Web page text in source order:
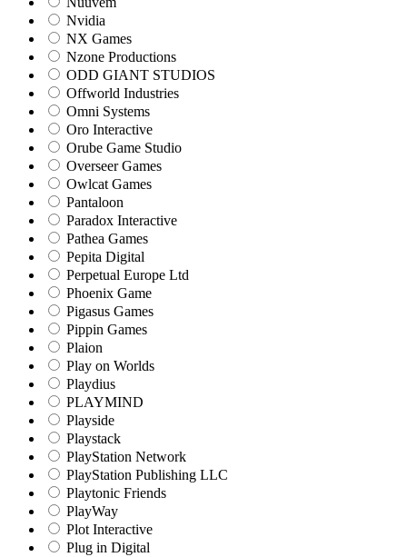
Nvidia
NX Games
Nzone Productions
ODD GIANT STUDIOS
Offworld Industries
Omni Systems
Oro Interactive
Orube Game Studio
Overseer Games
Owlcat Games
Pantaloon
Paradox Interactive
Pathea Games
Pepita Digital
Perpetual Europe Ltd
Phoenix Game
Pigasus Games
Pippin Games
Plaion
Play on Worlds
Playdius
PLAYMIND
Playside
Playstack
PlayStation Network
PlayStation Publishing LLC
Playtonic Friends
PlayWay
Plot Interactive
Plug in Digital